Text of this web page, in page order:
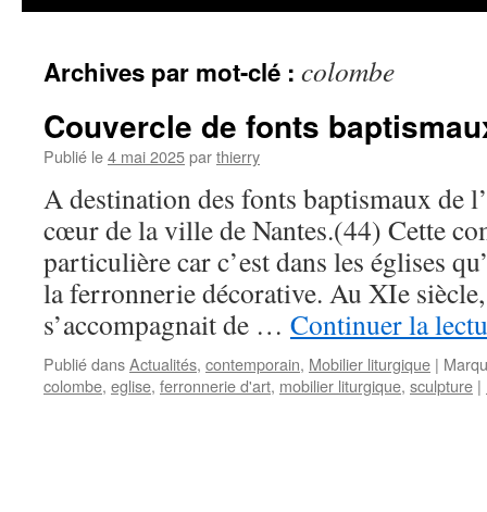
Archives par mot-clé : colombe
Couvercle de fonts
Publié le4 mai 2025parthierry
A destination des fonts baptismaux de
cœur de la ville de Nantes.(44) Cette
particulière car c’est dans les églises
la ferronnerie décorative. Au XIe
s’accompagnait de … Continuer la
Publié dansActualités, contemporain, Mobilier liturgique |
colombe, eglise, ferronnerie d'art, mobilier liturgique, sculpture |